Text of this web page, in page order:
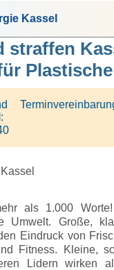
Kassel
straffen
:
als 1.000 Worte!
Umwelt. Große,
Eindruck von
Fitness. Kleine,
Lidern wirken